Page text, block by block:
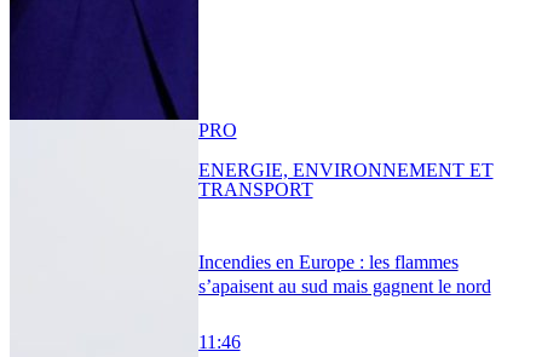
Incendies en Europe : les flammes
s’apaisent au sud mais gagnent le nord
11:46
PRO
ENERGIE, ENVIRONNEMENT ET
TRANSPORT